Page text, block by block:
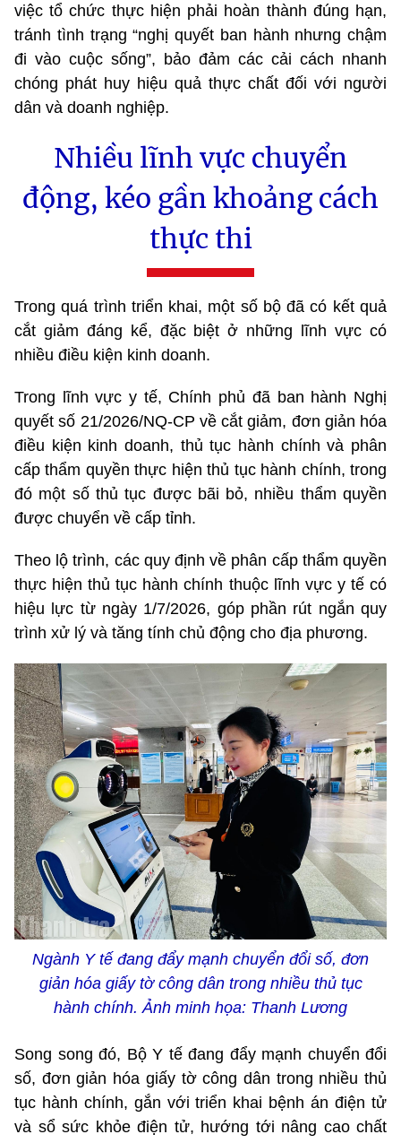
việc tổ chức thực hiện phải hoàn thành đúng hạn,
tránh tình trạng “nghị quyết ban hành nhưng chậm
đi vào cuộc sống”, bảo đảm các cải cách nhanh
chóng phát huy hiệu quả thực chất đối với người
dân và doanh nghiệp.
Nhiều lĩnh vực chuyển
động, kéo gần khoảng cách
thực thi
Trong quá trình triển khai, một số bộ đã có kết quả
cắt giảm đáng kể, đặc biệt ở những lĩnh vực có
nhiều điều kiện kinh doanh.
Trong lĩnh vực y tế, Chính phủ đã ban hành Nghị
quyết số 21/2026/NQ-CP về cắt giảm, đơn giản hóa
điều kiện kinh doanh, thủ tục hành chính và phân
cấp thẩm quyền thực hiện thủ tục hành chính, trong
đó một số thủ tục được bãi bỏ, nhiều thẩm quyền
được chuyển về cấp tỉnh.
Theo lộ trình, các quy định về phân cấp thẩm quyền
thực hiện thủ tục hành chính thuộc lĩnh vực y tế có
hiệu lực từ ngày 1/7/2026, góp phần rút ngắn quy
trình xử lý và tăng tính chủ động cho địa phương.
Ngành Y tế đang đẩy mạnh chuyển đổi số, đơn
giản hóa giấy tờ công dân trong nhiều thủ tục
hành chính. Ảnh minh họa: Thanh Lương
Song song đó, Bộ Y tế đang đẩy mạnh chuyển đổi
số, đơn giản hóa giấy tờ công dân trong nhiều thủ
tục hành chính, gắn với triển khai bệnh án điện tử
và sổ sức khỏe điện tử, hướng tới nâng cao chất